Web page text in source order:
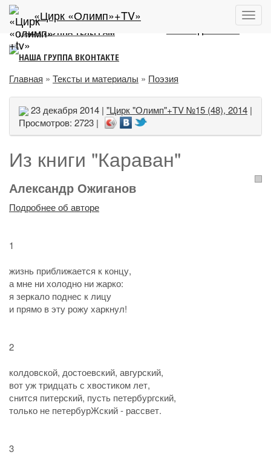
ЛИТЕРАТУРНО-АНАЛИТИЧЕСКИЙ ПОРТАЛ
меню
«Цирк «Олимп»+TV»
Главная » Тексты и материалы » Поэзия
23 декабря 2014 | "Цирк "Олимп"+TV №15 (48), 2014 |
Просмотров: 2723 |
Из книги "Караван"
Александр Ожиганов
Подробнее об авторе
1
жизнь приближается к концу,
а мне ни холодно ни жарко:
я зеркало поднес к лицу
и прямо в эту рожу харкнул!
2
колдовской, достоевский, авгурский,
вот уж тридцать с хвостиком лет,
снится питерский, пусть петербургский,
только не петербурЖский - рассвет.
3